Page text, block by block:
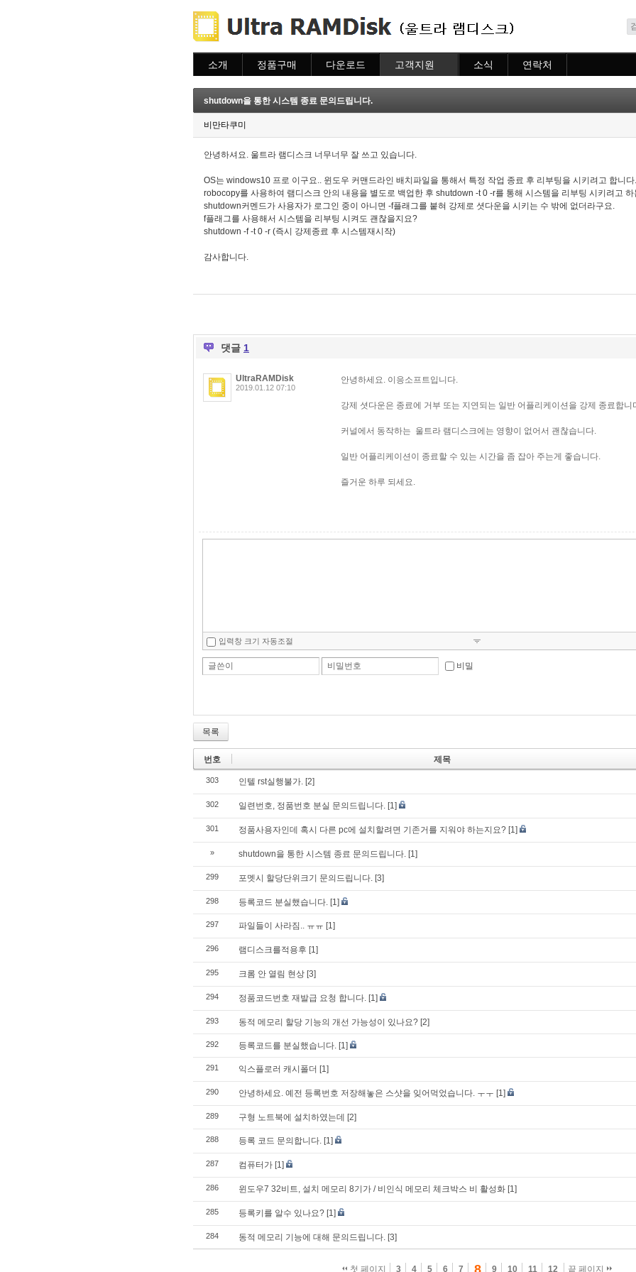
소개 정품구매
주문조회
이용안내
다운로드 고객지원
질문하기
소식 연락처
shutdown을 통한 시스템 종료 문의드립니다.
비만타쿠미
안녕하셔요. 울트라 램디스크 너무너무 잘 쓰고 있습니다.
OS는 windows10 프로 이구요.. 윈도우 커맨드라인 배치파일을 통해서 특정 작업 종료 후 리부팅을 시키려고 합니다.
robocopy를 사용하여 램디스크 안의 내용을 별도로 백업한 후 shutdown -t 0 -r를 통해 시스템을 리부팅 시키려고 하
shutdown커멘드가 사용자가 로그인 중이 아니면 -f플래그를 붙혀 강제로 셧다운을 시키는 수 밖에 없더라구요.
f플래그를 사용해서 시스템을 리부팅 시켜도 괜찮을지요?
shutdown -f -t 0 -r (즉시 강제종료 후 시스템재시작)
감사합니다.
댓글 1
UltraRAMDisk
2019.01.12 07:10
안녕하세요. 이응소프트입니다.
강제 셧다운은 종료에 거부 또는 지연되는 일반 어플리케이션을 강제 종료합니
커널에서 동작하는 울트라 램디스크에는 영향이 없어서 괜찮습니다.
일반 어플리케이션이 종료할 수 있는 시간을 좀 잡아 주는게 좋습니다.
즐거운 하루 되세요.
입력창 크기 자동조절
글쓴이 비밀번호 비밀
목록
번호 제목
303 인텔 rst실행불가. [2]
302 일련번호, 정품번호 분실 문의드립니다. [1]
301 정품사용자인데 혹시 다른 pc에 설치할려면 기존거를 지워야 하는지요? [1]
» shutdown을 통한 시스템 종료 문의드립니다. [1]
299 포멧시 할당단위크기 문의드립니다. [3]
298 등록코드 분실했습니다. [1]
297 파일들이 사라짐.. ㅠㅠ [1]
296 램디스크를적용후 [1]
295 크롬 안 열림 현상 [3]
294 정품코드번호 재발급 요청 합니다. [1]
293 동적 메모리 할당 기능의 개선 가능성이 있나요? [2]
292 등록코드를 분실했습니다. [1]
291 익스플로러 캐시폴더 [1]
290 안녕하세요. 예전 등록번호 저장해놓은 스샷을 잊어먹었습니다. ㅜㅜ [1]
289 구형 노트북에 설치하였는데 [2]
288 등록 코드 문의합니다. [1]
287 컴퓨터가 [1]
286 윈도우7 32비트, 설치 메모리 8기가 / 비인식 메모리 체크박스 비 활성화 [1]
285 등록키를 알수 있나요? [1]
284 동적 메모리 기능에 대해 문의드립니다. [3]
첫 페이지 3 4 5 6 7 8 9 10 11 12 끝 페이지